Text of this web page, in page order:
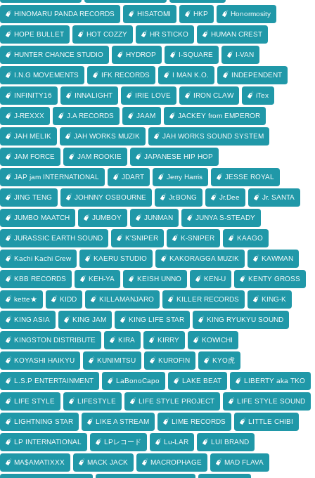
HINOMARU PANDA RECORDS HISATOMI HKP Honormosity
HOPE BULLET HOT COZZY HR STICKO HUMAN CREST
HUNTER CHANCE STUDIO HYDROP I-SQUARE I-VAN
I.N.G MOVEMENTS IFK RECORDS I MAN K.O. INDEPENDENT
INFINITY16 INNALIGHT IRIE LOVE IRON CLAW iTex
J-REXXX J.A RECORDS JAAM JACKEY from EMPEROR
JAH MELIK JAH WORKS MUZIK JAH WORKS SOUND SYSTEM
JAM FORCE JAM ROOKIE JAPANESE HIP HOP
JAP jam INTERNATIONAL JDART Jerry Harris JESSE ROYAL
JING TENG JOHNNY OSBOURNE Jr.BONG Jr.Dee Jr. SANTA
JUMBO MAATCH JUMBOY JUNMAN JUNYA S-STEADY
JURASSIC EARTH SOUND K'SNIPER K-SNIPER KAAGO
Kachi Kachi Crew KAERU STUDIO KAKORAGGA MUZIK KAWMAN
KBB RECORDS KEH-YA KEISH UNNO KEN-U KENTY GROSS
kette★ KIDD KILLAMANJARO KILLER RECORDS KING-K
KING ASIA KING JAM KING LIFE STAR KING RYUKYU SOUND
KINGSTON DISTRIBUTE KIRA KIRRY KOWICHI
KOYASHI HAIKYU KUNIMITSU KUROFIN KYO虎
L.S.P ENTERTAINMENT LaBonoCapo LAKE BEAT LIBERTY aka TKO
LIFE STYLE LIFESTYLE LIFE STYLE PROJECT LIFE STYLE SOUND
LIGHTNING STAR LIKE A STREAM LIME RECORDS LITTLE CHIBI
LP INTERNATIONAL LPレコード Lu-LAR LUI BRAND
MA$AMATIXXX MACK JACK MACROPHAGE MAD FLAVA